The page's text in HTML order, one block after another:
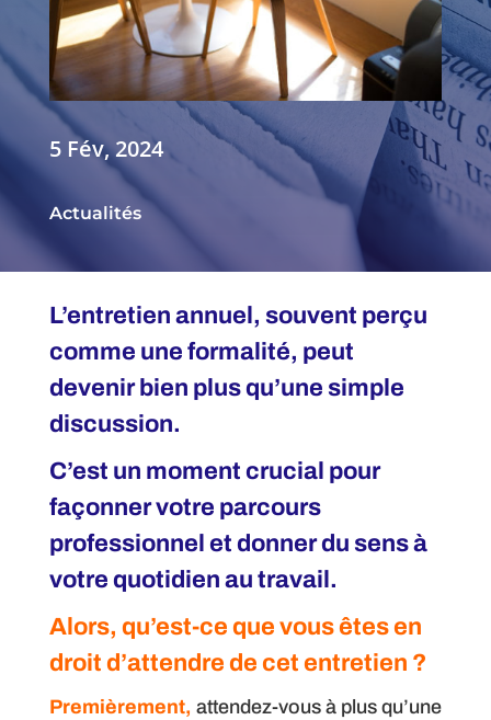
5 Fév, 2024
Actualités
L’entretien annuel, souvent perçu
comme une formalité, peut
devenir bien plus qu’une simple
discussion.
C’est un moment crucial pour
façonner votre parcours
professionnel et donner du sens à
votre quotidien au travail.
Alors, qu’est-ce que vous êtes en
droit d’attendre de cet entretien ?
Premièrement, attendez-vous à plus qu’une